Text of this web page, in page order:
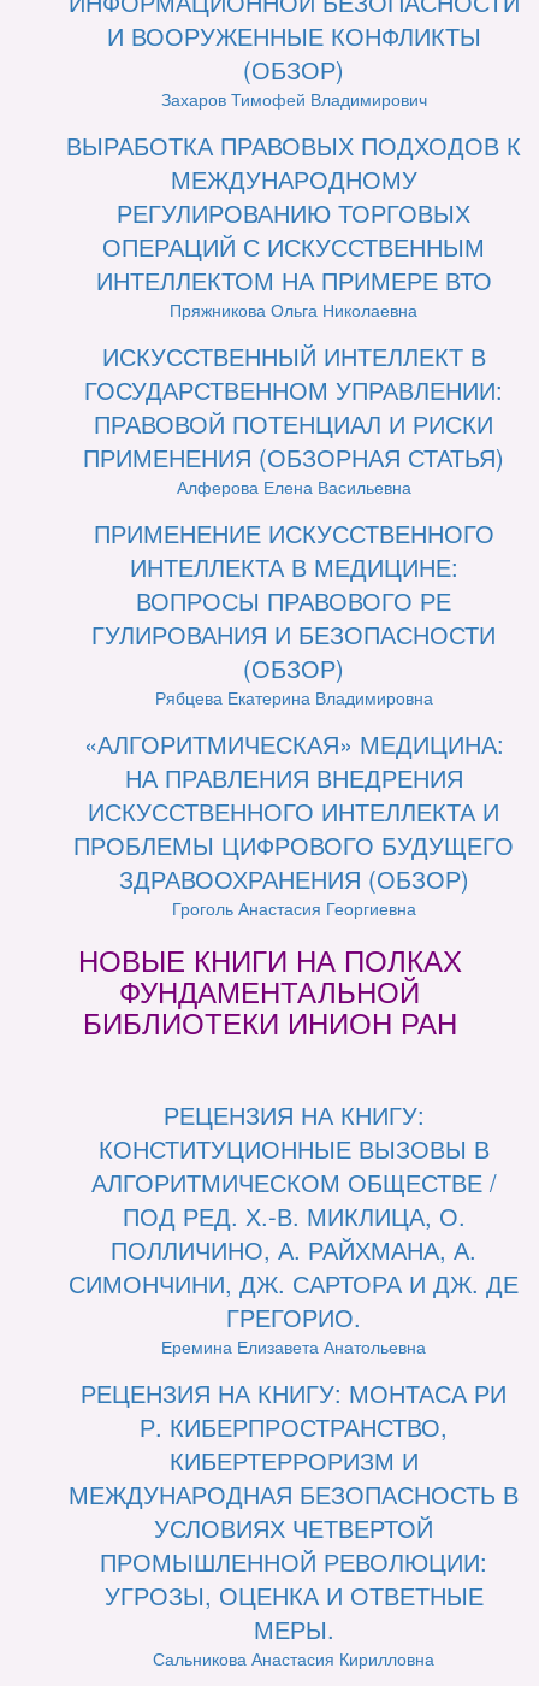
И ВООРУЖЕННЫЕ КОНФЛИКТЫ
(ОБЗОР)
Захаров Тимофей Владимирович
ВЫРАБОТКА ПРАВОВЫХ ПОДХОДОВ К
МЕЖДУНАРОДНОМУ
РЕГУЛИРОВАНИЮ ТОРГОВЫХ
ОПЕРАЦИЙ С ИСКУССТВЕННЫМ
ИНТЕЛЛЕКТОМ НА ПРИМЕРЕ ВТО
Пряжникова Ольга Николаевна
ИСКУССТВЕННЫЙ ИНТЕЛЛЕКТ В
ГОСУДАРСТВЕННОМ УПРАВЛЕНИИ:
ПРАВОВОЙ ПОТЕНЦИАЛ И РИСКИ
ПРИМЕНЕНИЯ (ОБЗОРНАЯ СТАТЬЯ)
Алферова Елена Васильевна
ПРИМЕНЕНИЕ ИСКУССТВЕННОГО
ИНТЕЛЛЕКТА В МЕДИЦИНЕ:
ВОПРОСЫ ПРАВОВОГО РЕ
ГУЛИРОВАНИЯ И БЕЗОПАСНОСТИ
(ОБЗОР)
Рябцева Екатерина Владимировна
«АЛГОРИТМИЧЕСКАЯ» МЕДИЦИНА:
НА ПРАВЛЕНИЯ ВНЕДРЕНИЯ
ИСКУССТВЕННОГО ИНТЕЛЛЕКТА И
ПРОБЛЕМЫ ЦИФРОВОГО БУДУЩЕГО
ЗДРАВООХРАНЕНИЯ (ОБЗОР)
Гроголь Анастасия Георгиевна
НОВЫЕ КНИГИ НА ПОЛКАХ
ФУНДАМЕНТАЛЬНОЙ
БИБЛИОТЕКИ ИНИОН РАН
РЕЦЕНЗИЯ НА КНИГУ:
КОНСТИТУЦИОННЫЕ ВЫЗОВЫ В
АЛГОРИТМИЧЕСКОМ ОБЩЕСТВЕ /
ПОД РЕД. Х.-В. МИКЛИЦА, О.
ПОЛЛИЧИНО, А. РАЙХМАНА, А.
СИМОНЧИНИ, ДЖ. САРТОРА И ДЖ. ДЕ
ГРЕГОРИО.
Еремина Елизавета Анатольевна
РЕЦЕНЗИЯ НА КНИГУ: МОНТАСА РИ
Р. КИБЕРПРОСТРАНСТВО,
КИБЕРТЕРРОРИЗМ И
МЕЖДУНАРОДНАЯ БЕЗОПАСНОСТЬ В
УСЛОВИЯХ ЧЕТВЕРТОЙ
ПРОМЫШЛЕННОЙ РЕВОЛЮЦИИ:
УГРОЗЫ, ОЦЕНКА И ОТВЕТНЫЕ
МЕРЫ.
Сальникова Анастасия Кирилловна